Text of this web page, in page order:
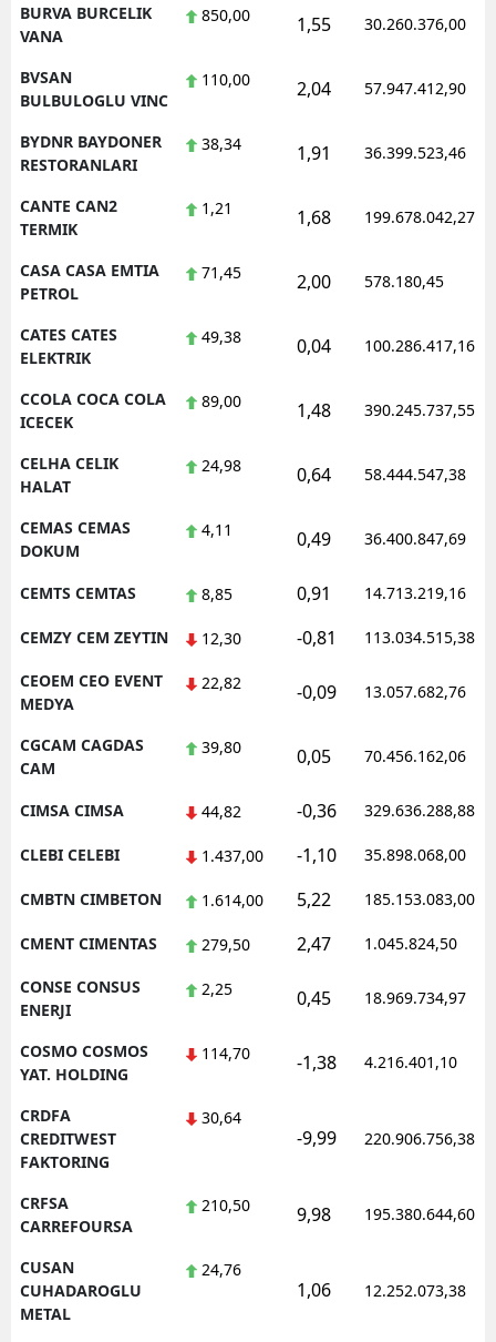
BURVA BURCELIK
VANA
850,00 1,55 30.260.376,00
BVSAN
BULBULOGLU VINC
110,00 2,04 57.947.412,90
BYDNR BAYDONER
RESTORANLARI
38,34 1,91 36.399.523,46
CANTE CAN2
TERMIK
1,21 1,68 199.678.042,27
CASA CASA EMTIA
PETROL
71,45 2,00 578.180,45
CATES CATES
ELEKTRIK
49,38 0,04 100.286.417,16
CCOLA COCA COLA
ICECEK
89,00 1,48 390.245.737,55
CELHA CELIK
HALAT
24,98 0,64 58.444.547,38
CEMAS CEMAS
DOKUM
4,11 0,49 36.400.847,69
CEMTS CEMTAS 8,85 0,91 14.713.219,16
CEMZY CEM ZEYTIN 12,30 -0,81 113.034.515,38
CEOEM CEO EVENT
MEDYA
22,82 -0,09 13.057.682,76
CGCAM CAGDAS
CAM
39,80 0,05 70.456.162,06
CIMSA CIMSA 44,82 -0,36 329.636.288,88
CLEBI CELEBI 1.437,00 -1,10 35.898.068,00
CMBTN CIMBETON 1.614,00 5,22 185.153.083,00
CMENT CIMENTAS 279,50 2,47 1.045.824,50
CONSE CONSUS
ENERJI
2,25 0,45 18.969.734,97
COSMO COSMOS
YAT. HOLDING
114,70 -1,38 4.216.401,10
CRDFA
CREDITWEST
FAKTORING
30,64
-9,99 220.906.756,38
CRFSA
CARREFOURSA
210,50 9,98 195.380.644,60
CUSAN
CUHADAROGLU
METAL
24,76
1,06 12.252.073,38